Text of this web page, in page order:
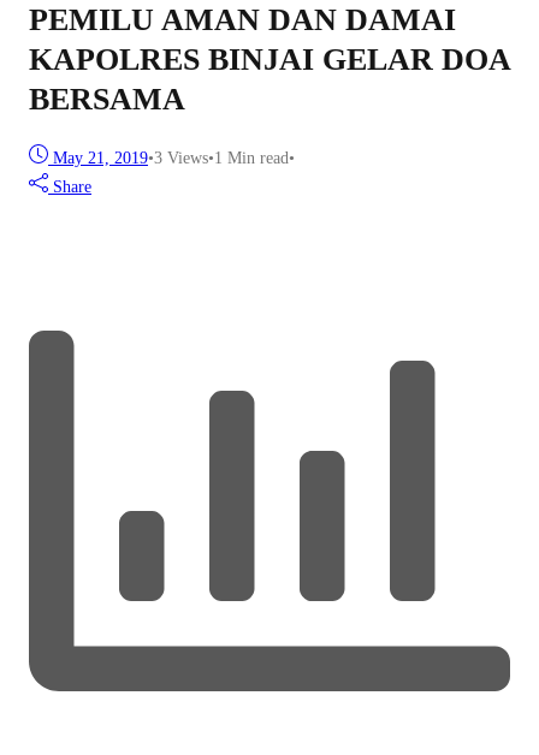
PEMILU AMAN DAN DAMAI
KAPOLRES BINJAI GELAR DOA
BERSAMA
May 21, 2019•3 Views•1 Min read•
Share